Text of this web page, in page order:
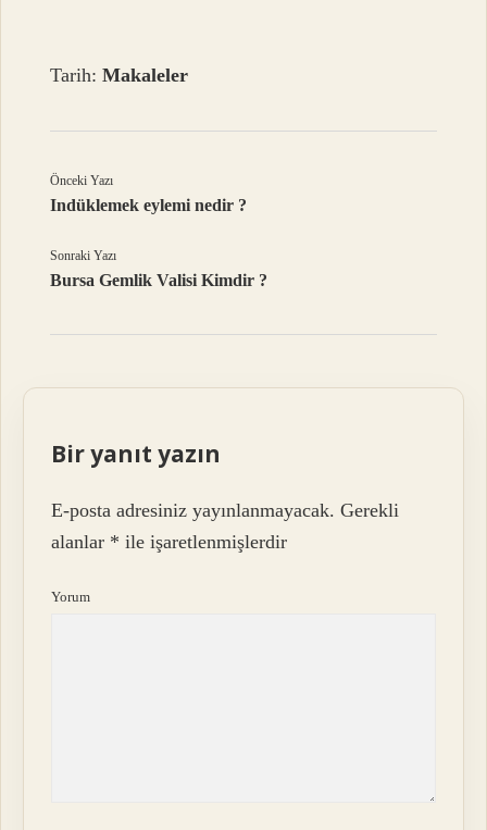
Tarih:Makaleler
Önceki Yazı
Indüklemek eylemi nedir ?
Sonraki Yazı
Bursa Gemlik Valisi Kimdir ?
Bir yanıt yazın
E-posta adresiniz yayınlanmayacak. Gerekli
alanlar * ile işaretlenmişlerdir
Yorum